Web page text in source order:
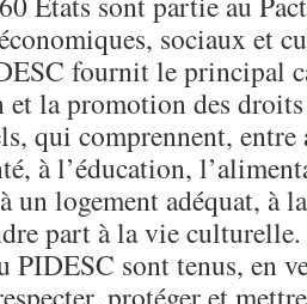
sociaux et
fournit le principal
la promotion des
qui comprennent, entre
à l’éducation,
un logement adéquat, à
part à la vie culturelle.
PIDESC sont tenus, en